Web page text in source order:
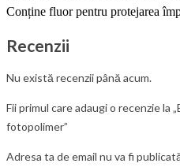
Conține fluor pentru protejarea
Recenzii
Nu există recenzii până acum.
Fii primul care adaugi o recenzie la
fotopolimer”
Adresa ta de email nu va fi